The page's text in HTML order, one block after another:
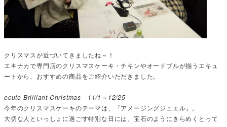
クリスマスが近づいてきましたね～！
エキナカで専門店のクリスマスケーキ・チキンやオードブルが揃うエキュ
ートから、おすすめの商品をご紹介いただきました。
ecute Brilliant Christmas 11/1～12/25
今年のクリスマスケーキのテーマは、「アメージングジュエル」。
大切な人といっしょに過ごす特別な日には、宝石のようにきらめくとって